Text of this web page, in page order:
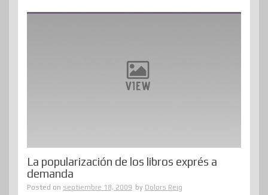
La popularización de los libros exprés a
demanda
Posted on septiembre 18, 2009 by Dolors Reig